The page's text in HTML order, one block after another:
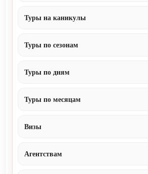
Туры на каникулы
Туры по сезонам
Туры по дням
Туры по месяцам
Визы
Агентствам